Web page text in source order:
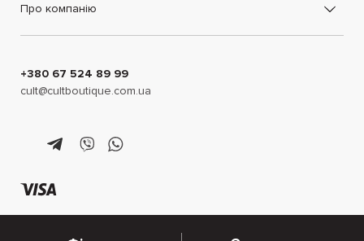
Про компанію
+380 67 524 89 99
cult@cultboutique.com.ua